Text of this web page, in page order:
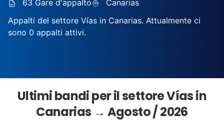
63 Gare d'appalto
Canarias
Appalti del settore Vías in Canarias. Attualmente ci
sono 0 appalti attivi.
Ultimi bandi per il settore Vías in
Canarias → Agosto / 2026